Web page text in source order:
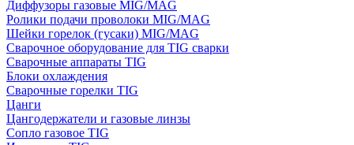
Диффузоры газовые MIG/MAG
Ролики подачи проволоки MIG/MAG
Шейки горелок (гусаки) MIG/MAG
Сварочное оборудование для TIG сварки
Сварочные аппараты TIG
Блоки охлаждения
Сварочные горелки TIG
Цанги
Цангодержатели и газовые линзы
Сопло газовое TIG